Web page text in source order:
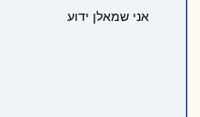
אני שמאלן ידוע